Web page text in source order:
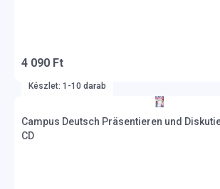
4 090 Ft
Készlet: 1-10 darab
Campus Deutsch Präsentieren und
CD